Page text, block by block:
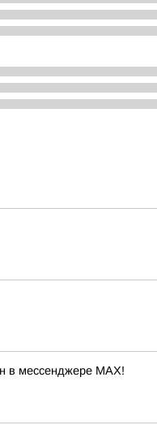
в мессенджере МАХ!